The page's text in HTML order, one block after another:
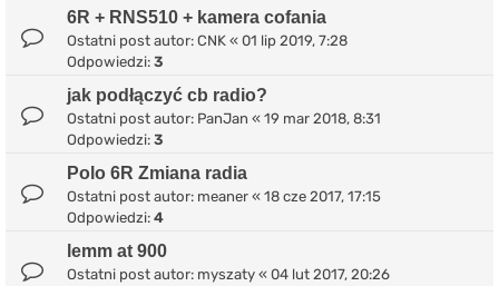
6R + RNS510 + kamera cofania
Ostatni post autor: CNK « 01 lip 2019, 7:28
Odpowiedzi: 3
jak podłączyć cb radio?
Ostatni post autor: PanJan « 19 mar 2018, 8:31
Odpowiedzi: 3
Polo 6R Zmiana radia
Ostatni post autor: meaner « 18 cze 2017, 17:15
Odpowiedzi: 4
lemm at 900
Ostatni post autor: myszaty « 04 lut 2017, 20:26